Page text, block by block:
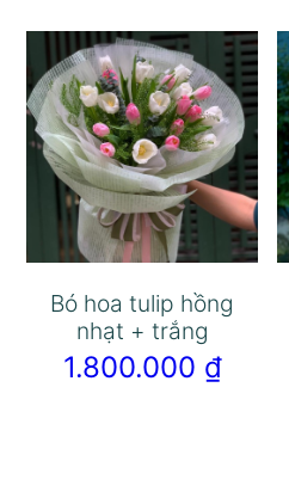
Bó hoa tulip hồng
nhạt + trắng
1.800.000 ₫